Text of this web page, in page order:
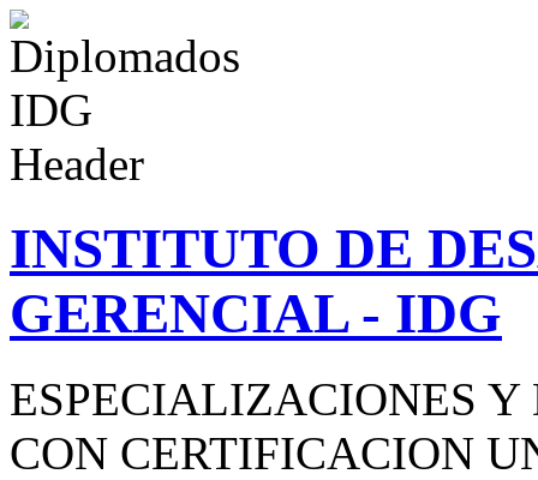
INSTITUTO DE
GERENCIAL - IDG
ESPECIALIZACIONES
CON CERTIFICACION